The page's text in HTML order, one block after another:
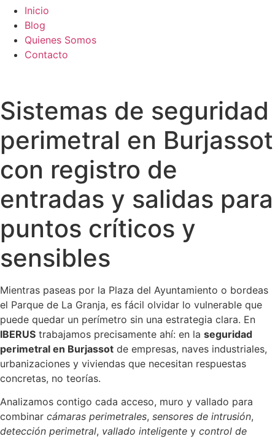
Inicio
Blog
Quienes Somos
Contacto
Sistemas de seguridad
perimetral en Burjassot
con registro de
entradas y salidas para
puntos críticos y
sensibles
Mientras paseas por la Plaza del Ayuntamiento o bordeas
el Parque de La Granja, es fácil olvidar lo vulnerable que
puede quedar un perímetro sin una estrategia clara. En
IBERUS trabajamos precisamente ahí: en la seguridad
perimetral en Burjassot de empresas, naves industriales,
urbanizaciones y viviendas que necesitan respuestas
concretas, no teorías.
Analizamos contigo cada acceso, muro y vallado para
combinar cámaras perimetrales, sensores de intrusión,
detección perimetral, vallado inteligente y control de